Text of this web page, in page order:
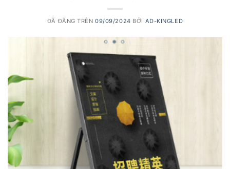
ĐÃ ĐĂNG TRÊN09/09/2024 BỞI AD-KINGLED